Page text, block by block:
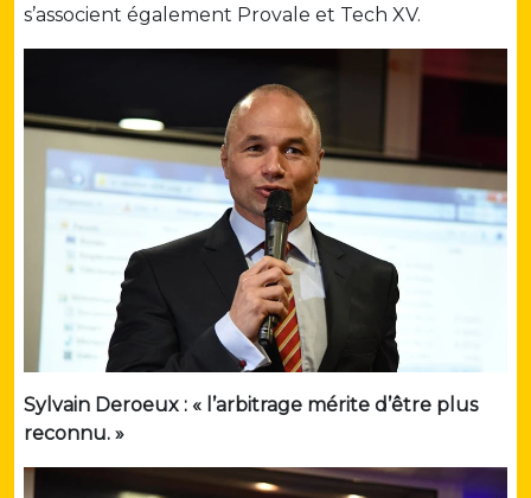
s’associent également Provale et Tech XV.
Sylvain Deroeux : « l’arbitrage mérite d’être plus
reconnu. »